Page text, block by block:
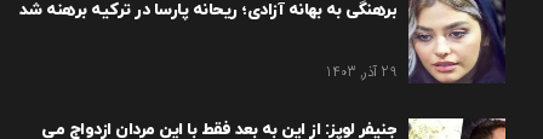
برهنگی به بهانه آزادی؛ ریحانه پارسا در ترکیه برهنه شد
29 آذر, 1403
جنیفر لوپز: از این به بعد فقط با این مردان ازدواج می